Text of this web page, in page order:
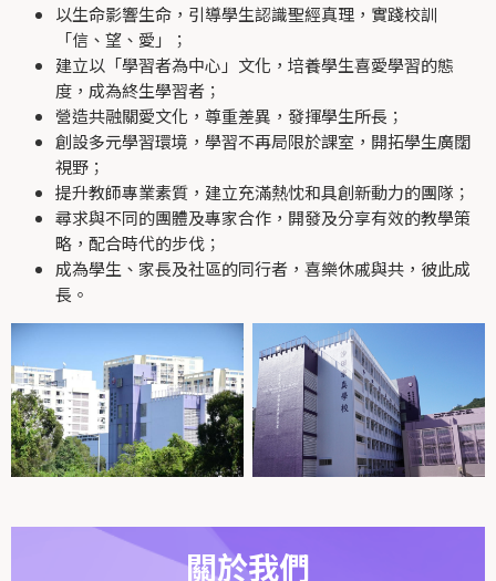
以生命影響生命，引導學生認識聖經真理，實踐校訓
「信、望、愛」；
建立以「學習者為中心」文化，培養學生喜愛學習的態
度，成為終生學習者；
營造共融關愛文化，尊重差異，發揮學生所長；
創設多元學習環境，學習不再局限於課室，開拓學生廣闊
視野；
提升教師專業素質，建立充滿熱忱和具創新動力的團隊；
尋求與不同的團體及專家合作，開發及分享有效的教學策
略，配合時代的步伐；
成為學生、家長及社區的同行者，喜樂休戚與共，彼此成
長。
關於我們